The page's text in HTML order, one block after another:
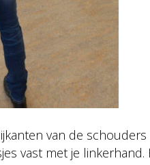
van de
vast met je